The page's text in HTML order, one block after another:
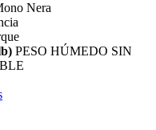
Nera
PESO HÚMEDO SIN